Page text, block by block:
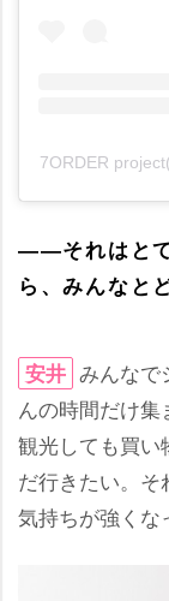
7ORDER
――それはとて
ら、みんなと
安井 みんなで
んの時間だけ
観光しても買
だ行きたい。
気持ちが強くな